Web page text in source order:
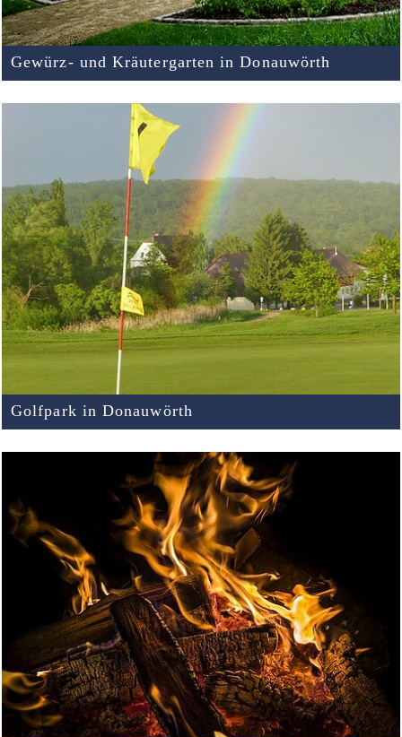
Gewürz- und Kräutergarten in Donauwörth
Golfpark in Donauwörth